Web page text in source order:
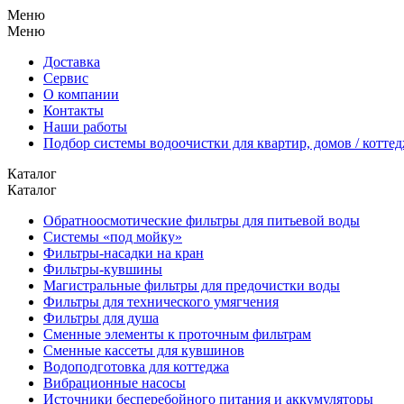
Меню
Меню
Доставка
Сервис
О компании
Контакты
Наши работы
Подбор системы водоочистки для квартир, домов /
Каталог
Каталог
Обратноосмотические фильтры для питьевой воды
Системы «под мойку»
Фильтры-насадки на кран
Фильтры-кувшины
Магистральные фильтры для предочистки воды
Фильтры для технического умягчения
Фильтры для душа
Сменные элементы к проточным фильтрам
Сменные кассеты для кувшинов
Водоподготовка для коттеджа
Вибрационные насосы
Источники бесперебойного питания и аккумуляторы